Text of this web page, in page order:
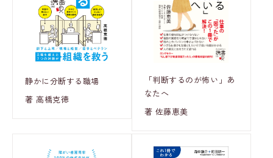
静かに分断する職場
著 高橋克徳
「判断するのが怖い」あ
なたへ
著 佐藤恵美